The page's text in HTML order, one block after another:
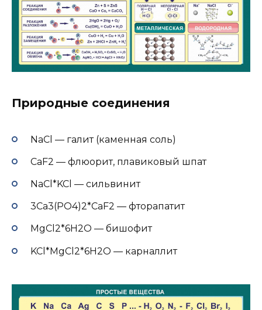
Природные соединения
NaCl — галит (каменная соль)
CaF2 — флюорит, плавиковый шпат
NaCl*KCl — сильвинит
3Ca3(PO4)2*CaF2 — фторапатит
MgCl2*6H2O — бишофит
KCl*MgCl2*6H2O — карналлит